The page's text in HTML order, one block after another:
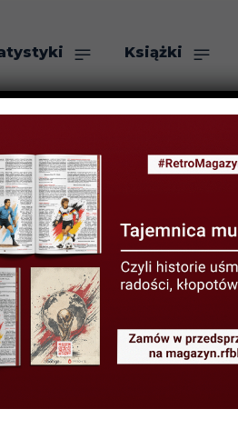
Książki
The